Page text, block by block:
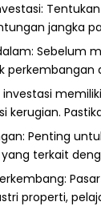
jangka
Sebelum
investasi
kerugian.
Penting
terkait
properti,